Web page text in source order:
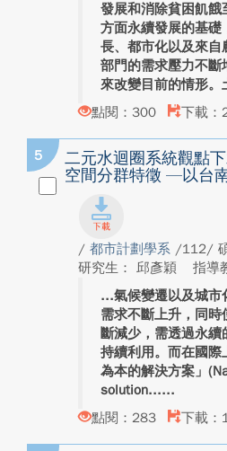
發展和消除貧困飢餓
方面永續發展的基礎
長、都市化以及來自
部門的需求壓力不斷
來改變目前的情形。
點閱：300
下載：
5
二元水迴圈系統觀點
空間分群特徵 —以台
/ 都市計劃學系 /112/
研究生： 邱彥穎
指導
氣候變遷以及城市
需求不斷上升，同
斷減少，需透過永
持續利用。而在國際
為本的解決方案」
solution...
點閱：283
下載：